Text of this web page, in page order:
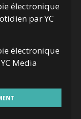
électronique
par YC
électronique
Media